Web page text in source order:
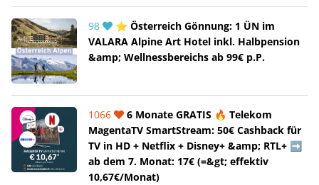
98
⭐ Österreich Gönnung: 1 ÜN im
VALARA Alpine Art Hotel inkl. Halbpension
&amp; Wellnessbereichs ab 99€ p.P.
1066
6 Monate GRATIS 🔥 Telekom
MagentaTV SmartStream: 50€ Cashback für
TV in HD + Netflix + Disney+ &amp; RTL+ ➡️
ab dem 7. Monat: 17€ (=&gt; effektiv
10,67€/Monat)